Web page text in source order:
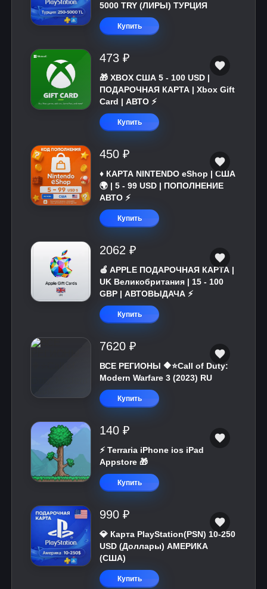
5000 TRY (ЛИРЫ) ТУРЦИЯ
Купить
473 ₽
🎁 XBOX США 5 - 100 USD |
ПОДАРОЧНАЯ КАРТА | Xbox Gift
Card | АВТО ⚡
Купить
450 ₽
♦️ КАРТА NINTENDO eShop | США
🌍 | 5 - 99 USD | ПОПОЛНЕНИЕ
АВТО ⚡
Купить
2062 ₽
🍎 APPLE ПОДАРОЧНАЯ КАРТА |
UK Великобритания | 15 - 100
GBP | АВТОВЫДАЧА ⚡️
Купить
7620 ₽
ВСЕ РЕГИОНЫ 🔶⭐Call of Duty:
Modern Warfare 3 (2023) RU
Купить
140 ₽
⚡️ Terraria iPhone ios iPad
Appstore 🎁
Купить
990 ₽
💎 Карта PlayStation(PSN) 10-250
USD (Доллары) АМЕРИКА
(США)
Купить